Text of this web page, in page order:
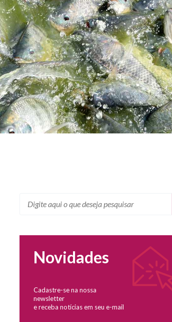
Novidades
Cadastre-se na nossa
newsletter
e receba notícias em seu e-mail